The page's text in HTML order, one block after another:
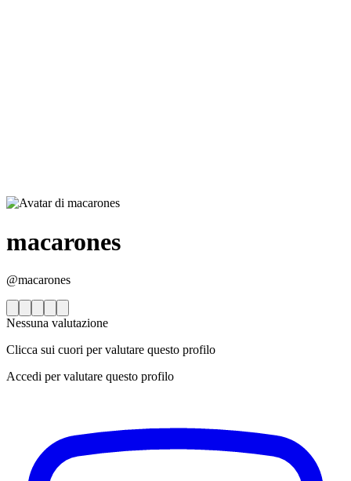
macarones
@macarones
Nessuna valutazione
Clicca sui cuori per valutare questo profilo
Accedi per valutare questo profilo